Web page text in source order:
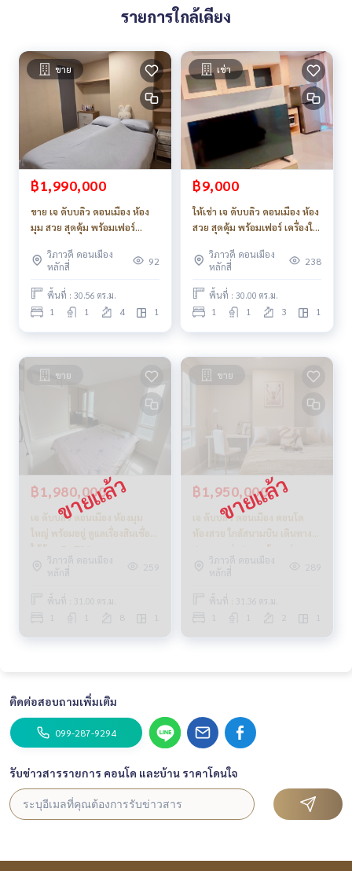
- ศูนย์ราชการ ถนนแจ้งวัฒนะ
- สนามบินดอนเมือง
- เซ็นทรัลแจ้งวัฒนะ
- ไอที สแควร์
- ฟิวเจอร์พาร์ครังสิต
- เจ๊เล้งพลาซ่า
- เทสโก้ โลตัส
- บิ๊กซี
- อิมแพ็ค อารีนา เมืองทองธานี
===============
สนใจติดต่อฟลุ๊ค099-287-9294
Line Id : @docondo
.
DoCondo.com
รายการใกล้เคียง
ขาย
฿1,990,000
ขาย เจ ดับบลิว ดอนเมือง ห้อง
มุม สวย สุดคุ้ม พร้อมเฟอร์
วิภาวดี ดอนเมือง
หลักสี่
92
พื้นที่ : 30.56 ตร.ม.
1 1 4 1
เช่า
฿9,000
ให้เช่า เจ ดับบลิว ดอนเมือง ห้อง
สวย สุดคุ้ม พร้อมเฟอร์ เครื่องใช้
วิภาวดี ดอนเมือง
หลักสี่
238
พื้นที่ : 30.00 ตร.ม.
1 1 3 1
ขาย
฿1,980,000
เจ ดับบลิว ดอนเมือง ห้องมุม
ใหญ่ พร้อมอยู่ ดูแลเรื่องสินเชื่อ
ให้ด้วย_Do706
วิภาวดี ดอนเมือง
หลักสี่
259
พื้นที่ : 31.00 ตร.ม.
8
ขาย
฿1,950,000
เจ ดับบลิว ดอนเมือง คอนโด
ห้องสวย ใกล้สนามบิน เดินทาง
สะดวก แต่งสวย พร้อมอยู่
วิภาวดี ดอนเมือง
หลักสี่
289
พื้นที่ : 31.36 ตร.ม.
ติดต่อสอบถามเพิ่มเติม
099-287-9294
รับข่าวสารรายการ คอนโด และบ้าน ราคาโดนใจ